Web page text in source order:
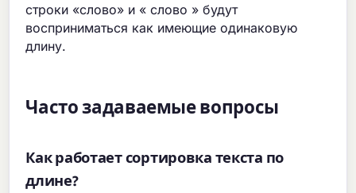
строки «слово» и « слово » будут
восприниматься как имеющие одинаковую
длину.
Часто задаваемые вопросы
Как работает сортировка текста по
длине?